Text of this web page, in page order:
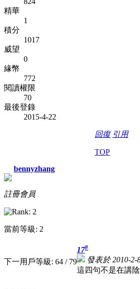
精華
1
積分
1017
威望
0
緣幣
772
閱讀權限
70
最後登錄
2015-4-22
回復 引用
TOP
bennyzhang
註冊會員
當前等級: 2
下一用戶等級: 64 / 79
17#
發表於 2010-2-
這四句不是在講